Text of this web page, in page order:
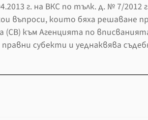
г. на ВКС по тълк. д. № 7/2012
въпроси, които бяха решаване
(СВ) към Агенцията по
субекти и уеднаквява